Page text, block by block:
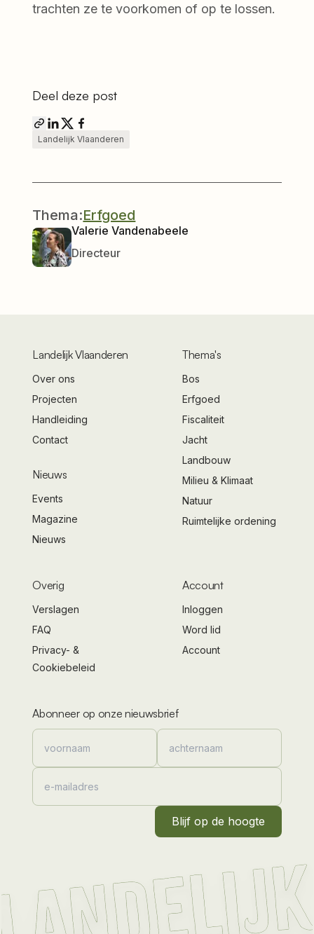
trachten ze te voorkomen of op te lossen.
Deel deze post
Landelijk Vlaanderen
Valerie Vandenabeele
Directeur
Thema:Erfgoed
Landelijk Vlaanderen
Over ons
Projecten
Handleiding
Contact
Nieuws
Events
Magazine
Nieuws
Thema's
Bos
Erfgoed
Fiscaliteit
Jacht
Landbouw
Milieu & Klimaat
Natuur
Ruimtelijke ordening
Overig
Verslagen
FAQ
Privacy- &
Cookiebeleid
Account
Inloggen
Word lid
Account
Abonneer op onze nieuwsbrief
Blijf op de hoogte